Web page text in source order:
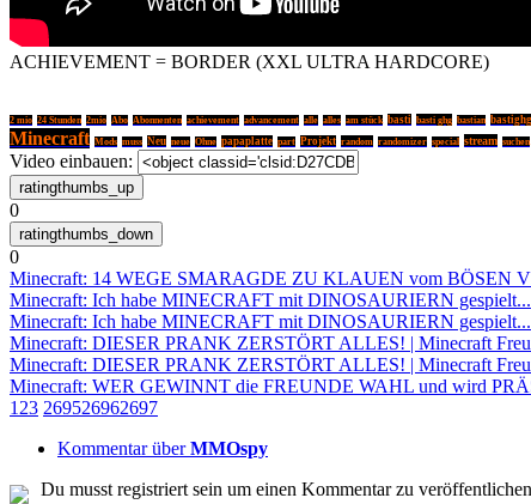
ACHIEVEMENT = BORDER (XXL ULTRA HARDCORE)
2 mio 24 Stunden 2mio Abo Abonnenten achievement advancement alle alles am stück basti basti ghg bastian bastighg
Minecraft Mods muss Neu neue Ohne papaplatte part Projekt random randomizer special stream suchen
Video einbauen:
0
0
Minecraft: 14 WEGE SMARAGDE ZU KLAUEN vom BÖSEN
Minecraft: Ich habe MINECRAFT mit DINOSAURIERN gespielt...
Minecraft: Ich habe MINECRAFT mit DINOSAURIERN gespielt...
Minecraft: DIESER PRANK ZERSTÖRT ALLES! | Minecraft
Minecraft: DIESER PRANK ZERSTÖRT ALLES! | Minecraft
Minecraft: WER GEWINNT die FREUNDE WAHL und wird
1 23 269526962697
Kommentar überMMOspy
Du musst registriert sein um einen Kommentar zu